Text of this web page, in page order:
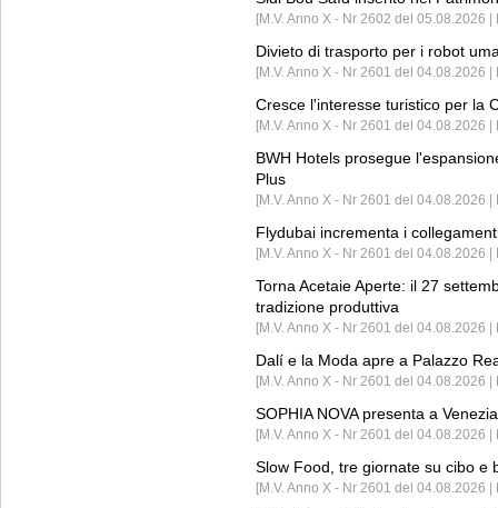
[M.V. Anno X - Nr 2602 del 05.08.2026
Divieto di trasporto per i robot
[M.V. Anno X - Nr 2601 del 04.08.2026
Cresce l'interesse turistico per la
[M.V. Anno X - Nr 2601 del 04.08.2026 |
BWH Hotels prosegue
Plus
[M.V. Anno X - Nr 2601 del 04.08.2026 |
Flydubai incrementa i
[M.V. Anno X - Nr 2601 del 04.08.2026 |
Torna Acetaie Aperte: il 27
tradizione produttiva
[M.V. Anno X - Nr 2601 del 04.08.2026 |
Dalí e la Moda apre a Palazzo
[M.V. Anno X - Nr 2601 del 04.08.2026 |
SOPHIA NOVA presenta a
[M.V. Anno X - Nr 2601 del 04.08.2026
Slow Food, tre giornate su cibo e
[M.V. Anno X - Nr 2601 del 04.08.2026 |